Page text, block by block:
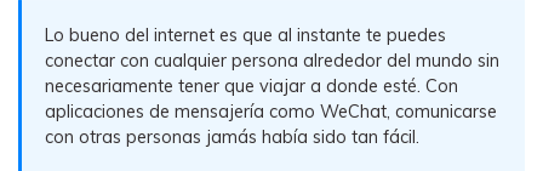
Respaldo y Restauración
Realiza y restaura copias de
seguridad de más de 18 tipos de
datos, incluyendo los datos de
Descuentos Educativos
Más Soporte
Sobre Nosotros
Tendencias
Concursos y eventos
ENCUENTRA MÁS SOLUCIONES
Descargar
Lo bueno del internet es que al instante te puedes
conectar con cualquier persona alrededor del mundo sin
necesariamente tener que viajar a donde esté. Con
aplicaciones de mensajería como WeChat, comunicarse
con otras personas jamás había sido tan fácil.